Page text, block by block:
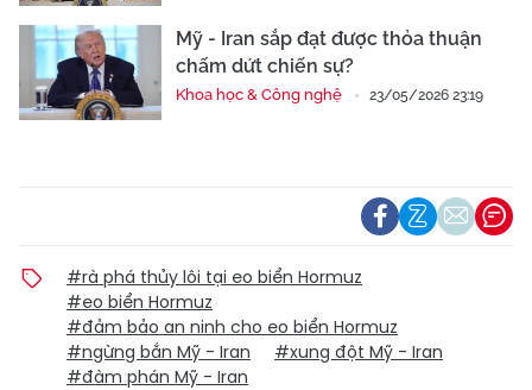
Mỹ - Iran sắp đạt được thỏa thuận
chấm dứt chiến sự?
Khoa học & Công nghệ 23/05/2026 23:19
#rà phá thủy lôi tại eo biển Hormuz
#eo biển Hormuz
#đảm bảo an ninh cho eo biển Hormuz
#ngừng bắn Mỹ - Iran
#xung đột Mỹ - Iran
#đàm phán Mỹ - Iran